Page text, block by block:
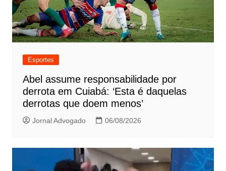
Esportes
Abel assume responsabilidade por
derrota em Cuiabá: ‘Esta é daquelas
derrotas que doem menos’
Jornal Advogado 06/08/2026